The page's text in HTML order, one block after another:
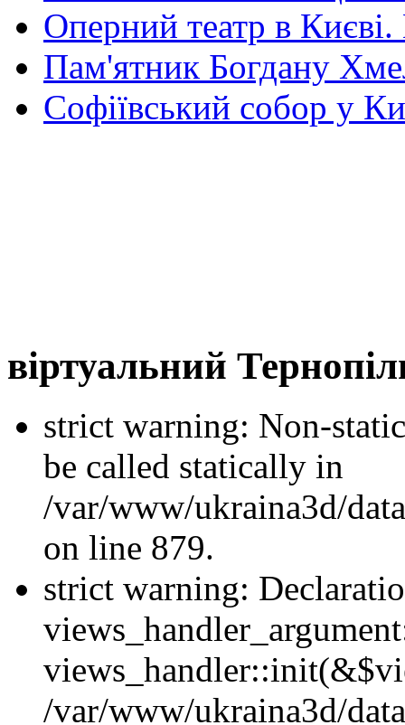
Оперний театр в
Пам'ятник Богдану
Софіївський собор у
віртуальний
strict warning: Non-
be called statically in
/var/www/ukraina3d/
on line 879.
strict warning:
/var/www/ukraina3d/